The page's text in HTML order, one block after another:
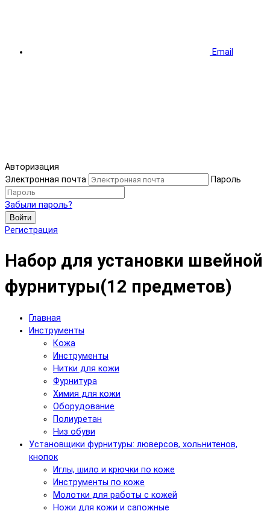
Email
Авторизация
Электронная почта
Пароль
Забыли пароль?
Войти
Регистрация
Набор для установки швейной
фурнитуры(12 предметов)
Главная
Инструменты
Кожа
Инструменты
Нитки для кожи
Фурнитура
Химия для кожи
Оборудование
Полиуретан
Низ обуви
Установщики фурнитуры: люверсов, хольнитенов,
кнопок
Иглы, шило и крючки по коже
Инструменты по коже
Молотки для работы с кожей
Ножи для кожи и сапожные